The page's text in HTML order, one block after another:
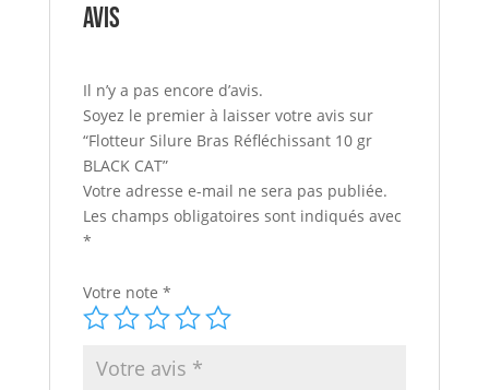
Avis
Il n’y a pas encore d’avis.
Soyez le premier à laisser votre avis sur
“Flotteur Silure Bras Réfléchissant 10 gr
BLACK CAT”
Votre adresse e-mail ne sera pas publiée.
Les champs obligatoires sont indiqués avec
*
Votre note *